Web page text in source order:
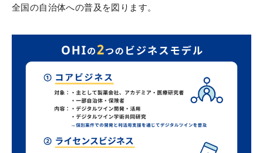
全国の自治体への普及を図ります。